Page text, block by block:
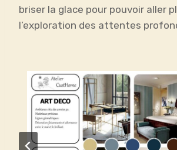
briser la glace pour pouvoir aller
l’exploration des attentes